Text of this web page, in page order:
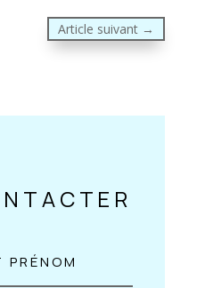
Article suivant →